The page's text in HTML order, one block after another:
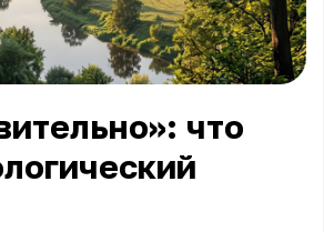
что